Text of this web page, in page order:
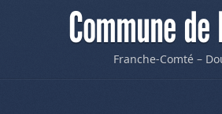
Commune de
Franche-Comté –